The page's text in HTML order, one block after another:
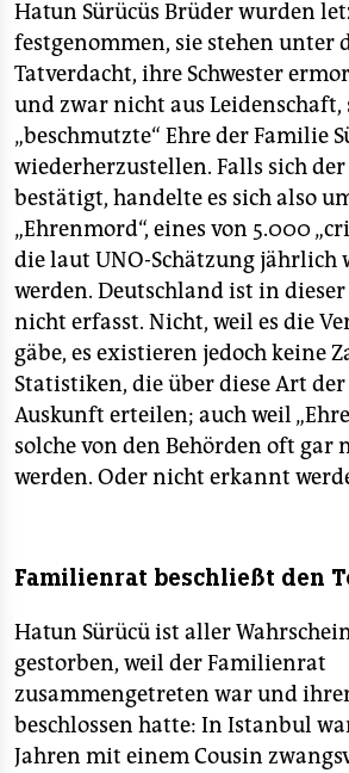
Hatun Sürücüs Brüder wurden
festgenommen, sie stehen unter
Tatverdacht, ihre Schwester
und zwar nicht aus
„beschmutzte“ Ehre der Familie
wiederherzustellen. Falls sich
bestätigt, handelte es sich also
„Ehrenmord“, eines von 5.000
die laut UNO-Schätzung jährlich
werden. Deutschland ist in
nicht erfasst. Nicht, weil es die
gäbe, es existieren jedoch keine
Statistiken, die über diese Art
Auskunft erteilen; auch weil
solche von den Behörden oft gar
werden. Oder nicht erkannt
Familienrat beschließt den
Hatun Sürücü ist aller
gestorben, weil der Familienrat
zusammengetreten war und
beschlossen hatte: In Istanbul
Jahren mit einem Cousin